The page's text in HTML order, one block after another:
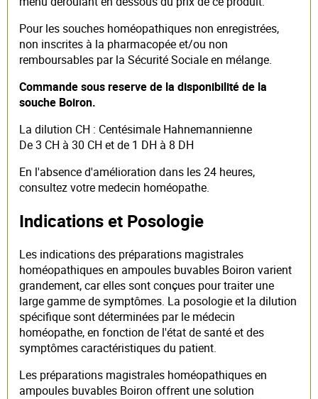
Pour les souches homéopathiques non enregistrées,
non inscrites à la pharmacopée et/ou non
remboursables par la Sécurité Sociale en mélange.
Commande sous reserve de la disponibilité de la
souche Boiron.
La dilution CH : Centésimale Hahnemannienne
De 3 CH à 30 CH et de 1 DH à 8 DH
En l'absence d'amélioration dans les 24 heures,
consultez votre medecin homéopathe.
Indications et Posologie
Les indications des préparations magistrales
homéopathiques en ampoules buvables Boiron varient
grandement, car elles sont conçues pour traiter une
large gamme de symptômes. La posologie et la dilution
spécifique sont déterminées par le médecin
homéopathe, en fonction de l'état de santé et des
symptômes caractéristiques du patient.
Les préparations magistrales homéopathiques en
ampoules buvables Boiron offrent une solution